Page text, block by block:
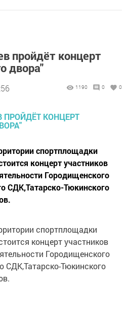
пройдёт концерт
двора"
1190 0 0
спортплощадки
концерт участников
Городищенского
СДК,Татарско-Тюкинского
спортплощадки
концерт участников
Городищенского
СДК,Татарско-Тюкинского